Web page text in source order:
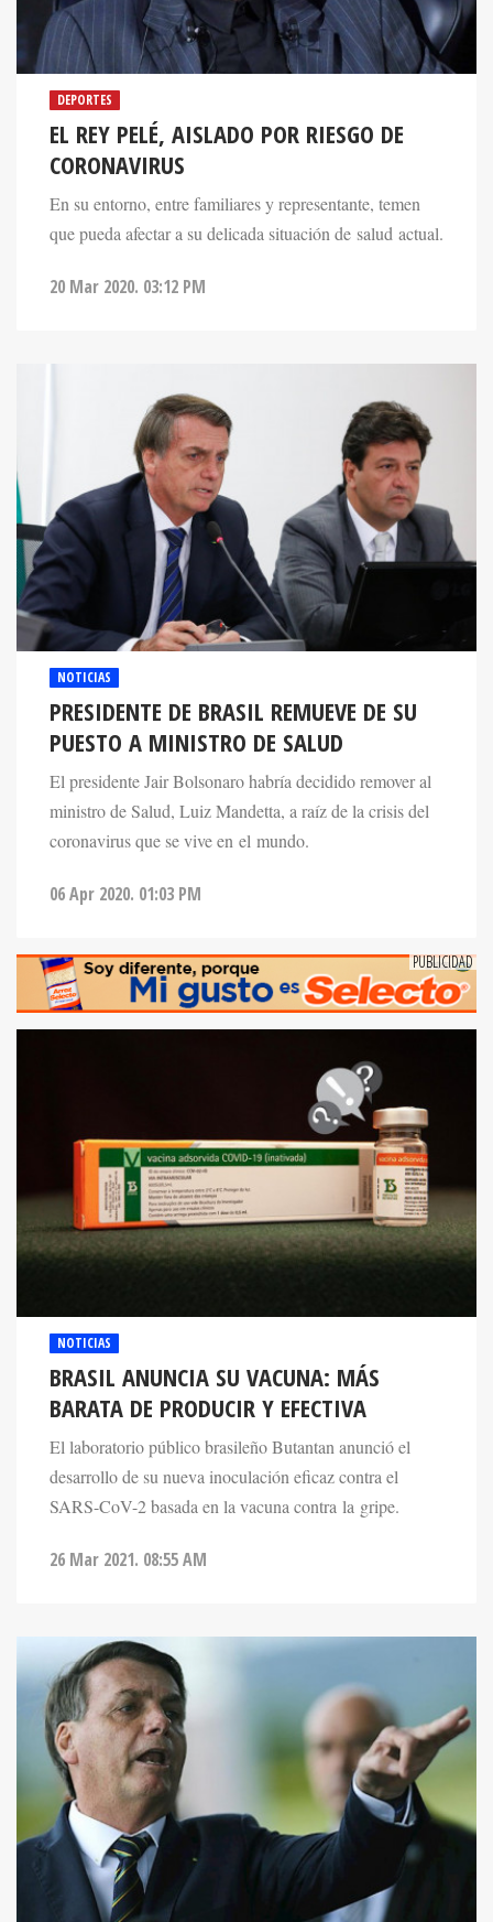
DEPORTES
EL REY PELÉ, AISLADO POR RIESGO DE
CORONAVIRUS
En su entorno, entre familiares y representante, temen
que pueda afectar a su delicada situación de salud actual.
20 Mar 2020. 03:12 PM
NOTICIAS
PRESIDENTE DE BRASIL REMUEVE DE SU
PUESTO A MINISTRO DE SALUD
El presidente Jair Bolsonaro habría decidido remover al
ministro de Salud, Luiz Mandetta, a raíz de la crisis del
coronavirus que se vive en el mundo.
06 Apr 2020. 01:03 PM
BRASIL ANUNCIA SU VACUNA: MÁS
BARATA DE PRODUCIR Y EFECTIVA
El laboratorio público brasileño Butantan anunció el
desarrollo de su nueva inoculación eficaz contra el
SARS-CoV-2 basada en la vacuna contra la gripe.
NOTICIAS